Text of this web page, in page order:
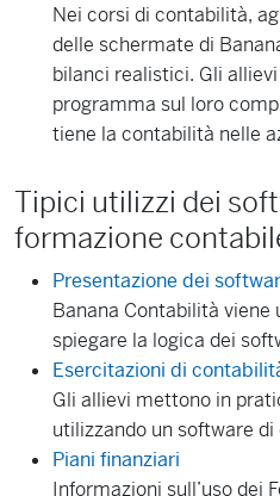
Nei corsi di contabilità,
delle schermate di
bilanci realistici. Gli
programma sul loro
tiene la contabilità nelle
Tipici utilizzi dei
formazione
Presentazione dei
Banana Contabilità
spiegare la logica dei
Esercitazioni di
Gli allievi mettono in
utilizzando un software
Piani finanziari
Informazioni sull’uso dei